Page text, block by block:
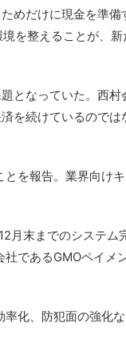
めだけに現金を準備
を整えることが、
となっていた。西村
を続けているのでは
を報告。業界向け
月末までのシステム
であるGMOペイメ
化、防犯面の強化